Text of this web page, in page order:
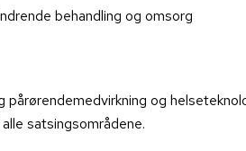
behandling og omsorg
pårørendemedvirkning og
satsingsområdene.